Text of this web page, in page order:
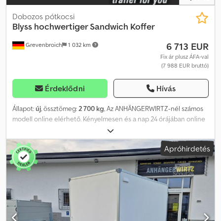
Hljmjck
Grevenbroich 1 032 km
Dobozos pótkocsi
Blyss hochwertiger Sandwich Koffer
6 713 EUR
Fix ár plusz ÁFA-val
(7 988 EUR bruttó)
Érdeklődni Hívás
Állapot:új, össztömeg:2 700 kg, Az ANHÄNGERWIRTZ-nél számos
modell online elérhető. Kényelmesen és a nap 24 órájában online
vásárolhat a trailershop.de weboldalon. Lehetőség van a
személyes átvételre vagy a kiszállításra. Az online átvételi pont a
legjobb hely, ahol új utánfutót vásárolhat, erős, ismert márkák
termékeiből! Dcsdpfx Aajzrg Hfemsk Több mint 850 új utánfutó
raktáron. Több mint 130 használt utánfutó állandóan kínálatban.
Nem kötelező érvényű példa: Aerodinamikus, üvegszálas kompozit
szendvicsfelépítésű dobozos utánfutó, azonnal átvehető.
Dobozos utánfutó Kargo FS2740/180HL, 405x200x180 cm, 2700 kg,
tandem alvázas, extra alacsony, V-alakú vonószerkezettel, fékezett,
Apróhirdetés